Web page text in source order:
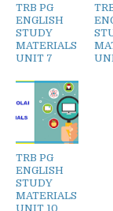
TRB PG
ENGLISH
STUDY
MATERIALS
UNIT 7
TRB PG
ENGLISH
STUDY
MATERIALS
UNIT 10